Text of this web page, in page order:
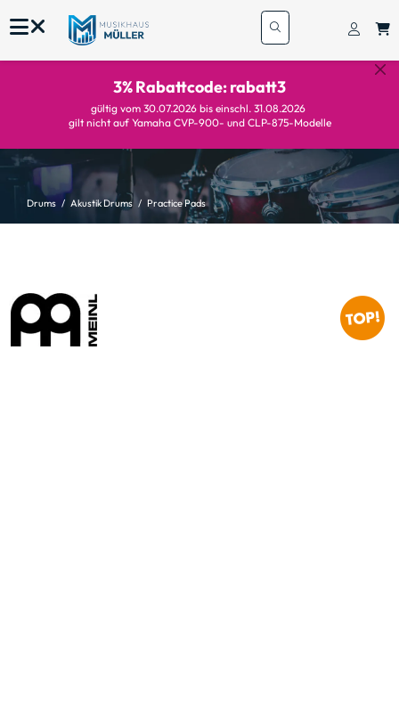
3% Rabattcode: rabatt3
gültig vom 30.07.2026 bis einschl. 31.08.2026
gilt nicht auf Yamaha CVP-900- und CLP-875-Modelle
Drums Akustik Drums Practice Pads